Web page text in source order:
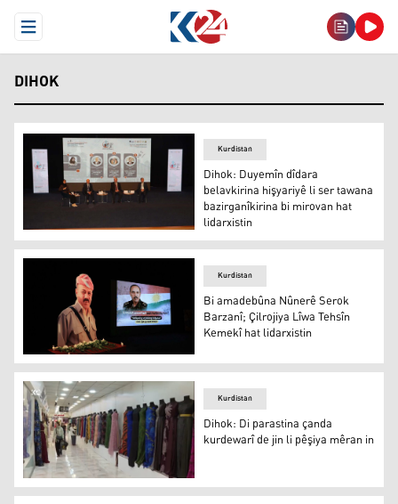
Open Menu
DIHOK
Dihok: Duyemîn dîdara belavkirina hişyariyê li ser
Kurdistan
Dihok: Duyemîn dîdara
belavkirina hişyariyê li ser tawana
bazirganîkirina bi mirovan hat
lidarxistin
Bi amadebûna Nûnerê Serok Barzanî; Çilrojiya Lîwa
Kurdistan
Bi amadebûna Nûnerê Serok
Barzanî; Çilrojiya Lîwa Tehsîn
Kemekî hat lidarxistin
Dihok: Di parastina çanda kurdewarî de jin li pêşiya
Kurdistan
Dihok: Di parastina çanda
kurdewarî de jin li pêşiya mêran in